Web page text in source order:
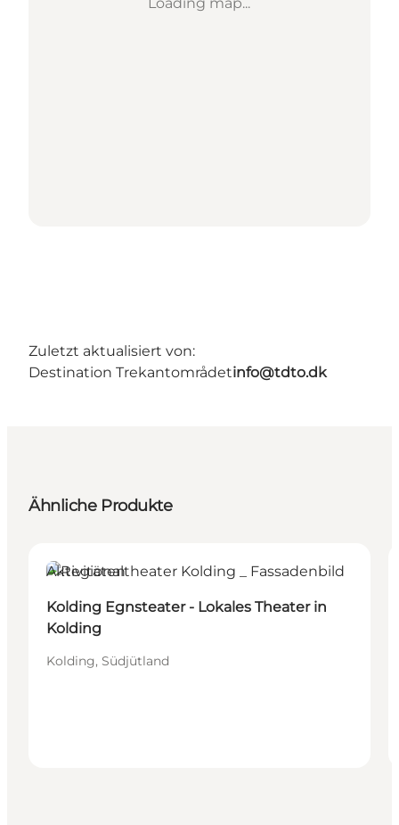
Loading map...
Zuletzt aktualisiert von:
Destination Trekantområdetinfo@tdto.dk
Ähnliche Produkte
Aktivitäten
Kolding Egnsteater - Lokales Theater in
Kolding
Kolding, Südjütland